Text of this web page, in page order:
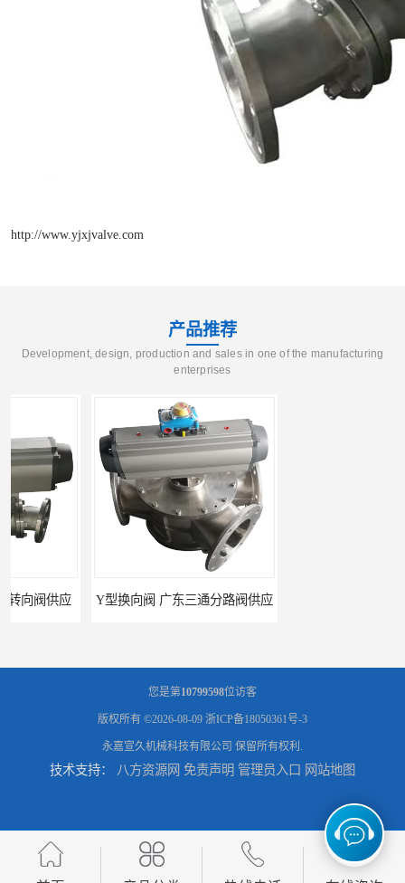
http://www.yjxjvalve.com
产品推荐
Development, design, production and sales in one of the manufacturing
enterprises
Y型换向阀 广东三通分路阀供应 河南换向阀供货商 气动球阀
河北气动球阀厂家 Y型换向阀 广东管路换向器公司 粉体分路阀
您是第10799598位访客
版权所有 ©2026-08-09 浙ICP备18050361号-3
永嘉宣久机械科技有限公司 保留所有权利.
技术支持： 八方资源网 免责声明 管理员入口 网站地图